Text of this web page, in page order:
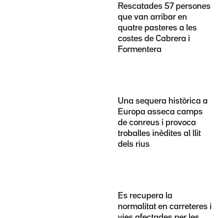
Rescatades 57 persones
que van arribar en
quatre pasteres a les
costes de Cabrera i
Formentera
Una sequera històrica a
Europa asseca camps
de conreus i provoca
troballes inèdites al llit
dels rius
Es recupera la
normalitat en carreteres i